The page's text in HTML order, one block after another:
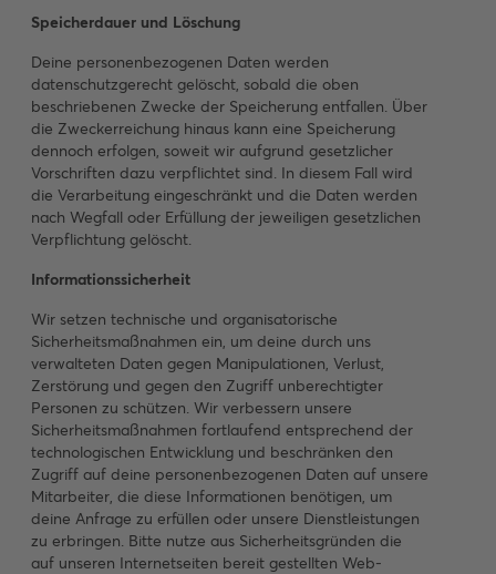
Speicherdauer und Löschung
Deine personenbezogenen Daten werden
datenschutzgerecht gelöscht, sobald die oben
beschriebenen Zwecke der Speicherung entfallen. Über
die Zweckerreichung hinaus kann eine Speicherung
dennoch erfolgen, soweit wir aufgrund gesetzlicher
Vorschriften dazu verpflichtet sind. In diesem Fall wird
die Verarbeitung eingeschränkt und die Daten werden
nach Wegfall oder Erfüllung der jeweiligen gesetzlichen
Verpflichtung gelöscht.
Informationssicherheit
Wir setzen technische und organisatorische
Sicherheitsmaßnahmen ein, um deine durch uns
verwalteten Daten gegen Manipulationen, Verlust,
Zerstörung und gegen den Zugriff unberechtigter
Personen zu schützen. Wir verbessern unsere
Sicherheitsmaßnahmen fortlaufend entsprechend der
technologischen Entwicklung und beschränken den
Zugriff auf deine personenbezogenen Daten auf unsere
Mitarbeiter, die diese Informationen benötigen, um
deine Anfrage zu erfüllen oder unsere Dienstleistungen
zu erbringen. Bitte nutze aus Sicherheitsgründen die
auf unseren Internetseiten bereit gestellten Web-